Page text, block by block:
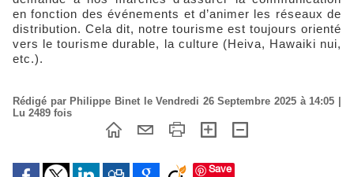
en fonction des événements et d’animer les réseaux de
distribution. Cela dit, notre tourisme est toujours orienté
vers le tourisme durable, la culture (Heiva, Hawaiki nui,
etc.).
Rédigé par Philippe Binet le Vendredi 26 Septembre 2025 à 14:05 |
Lu 2489 fois
Save